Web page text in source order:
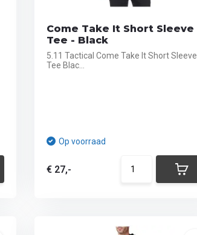
Come Take It Short Sleeve
Tee - Black
5.11 Tactical Come Take It Short Sleeve
Tee Blac...
Op voorraad
€ 27,-